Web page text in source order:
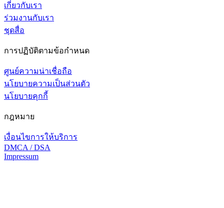
เกี่ยวกับเรา
ร่วมงานกับเรา
ชุดสื่อ
การปฏิบัติตามข้อกำหนด
ศูนย์ความน่าเชื่อถือ
นโยบายความเป็นส่วนตัว
นโยบายคุกกี้
กฎหมาย
เงื่อนไขการให้บริการ
DMCA / DSA
Impressum